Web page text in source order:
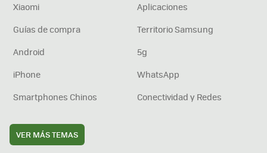
Xiaomi
Aplicaciones
Guías de compra
Territorio Samsung
Android
5g
iPhone
WhatsApp
Smartphones Chinos
Conectividad y Redes
VER MÁS TEMAS